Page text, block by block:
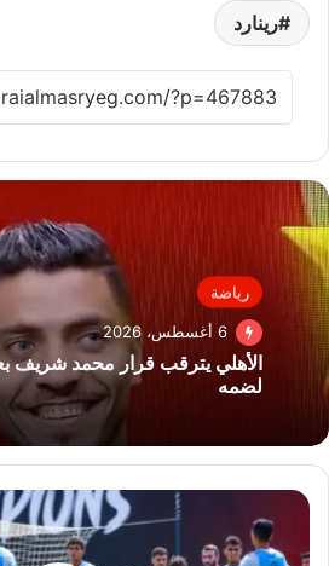
رينارد
رياضة
6 أغسطس، 2026
الأهلي يترقب قرار محمد
لضمه
الأهلي
تدريباته